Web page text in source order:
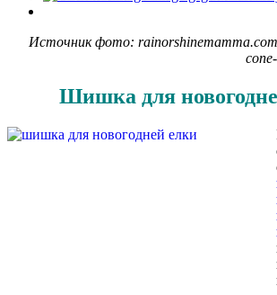
Источник фото:
Шишка для